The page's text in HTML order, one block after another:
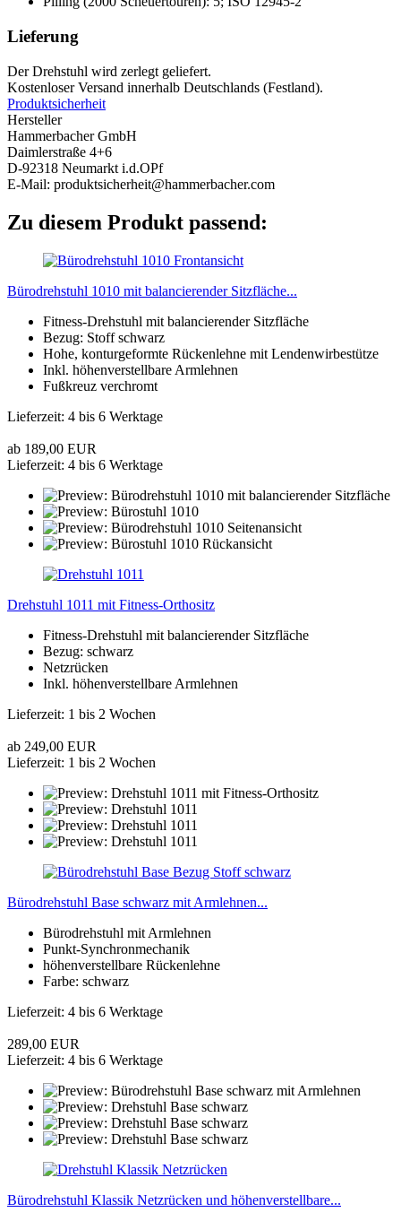
Lieferung
Der Drehstuhl wird zerlegt geliefert.
Kostenloser Versand innerhalb Deutschlands (Festland).
Produktsicherheit
Hersteller
Hammerbacher GmbH
Daimlerstraße 4+6
D-92318 Neumarkt i.d.OPf
E-Mail: produktsicherheit@hammerbacher.com
Zu diesem Produkt passend:
Bürodrehstuhl 1010 mit balancierender Sitzfläche...
Fitness-Drehstuhl mit balancierender Sitzfläche
Bezug: Stoff schwarz
Hohe, konturgeformte Rückenlehne mit Lendenwirbestütze
Inkl. höhenverstellbare Armlehnen
Fußkreuz verchromt
Lieferzeit: 4 bis 6 Werktage
ab 189,00 EUR
Lieferzeit: 4 bis 6 Werktage
Drehstuhl 1011 mit Fitness-Orthositz
Fitness-Drehstuhl mit balancierender Sitzfläche
Bezug: schwarz
Netzrücken
Inkl. höhenverstellbare Armlehnen
Lieferzeit: 1 bis 2 Wochen
ab 249,00 EUR
Lieferzeit: 1 bis 2 Wochen
Bürodrehstuhl Base schwarz mit Armlehnen...
Bürodrehstuhl mit Armlehnen
Punkt-Synchronmechanik
höhenverstellbare Rückenlehne
Farbe: schwarz
Lieferzeit: 4 bis 6 Werktage
289,00 EUR
Lieferzeit: 4 bis 6 Werktage
Bürodrehstuhl Klassik Netzrücken und höhenverstellbare...